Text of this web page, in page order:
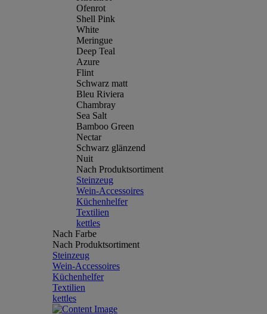
Ofenrot
Shell Pink
White
Meringue
Deep Teal
Azure
Flint
Schwarz matt
Bleu Riviera
Chambray
Sea Salt
Bamboo Green
Nectar
Schwarz glänzend
Nuit
Nach Produktsortiment
Steinzeug
Wein-Accessoires
Küchenhelfer
Textilien
kettles
Nach Farbe
Nach Produktsortiment
Steinzeug
Wein-Accessoires
Küchenhelfer
Textilien
kettles